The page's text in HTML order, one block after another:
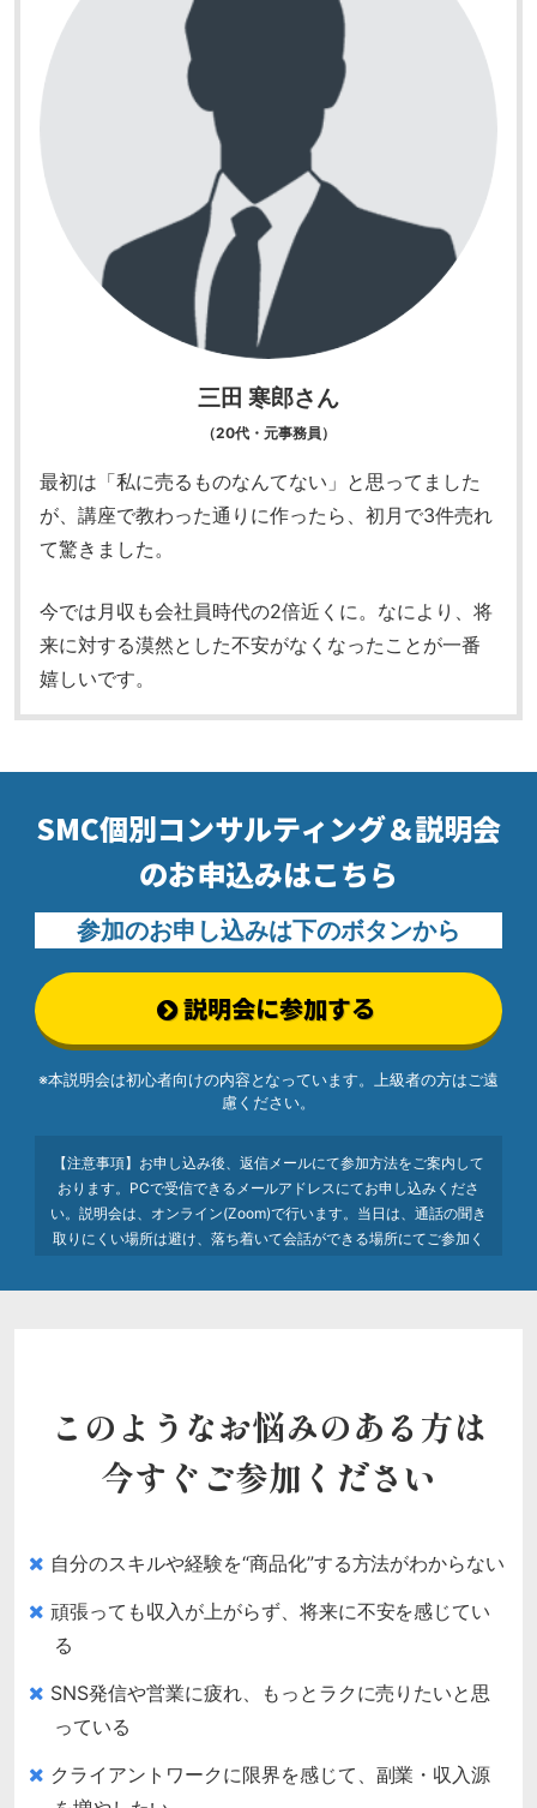
三田 寒郎さん
（20代・元事務員）
最初は「私に売るものなんてない」と思ってました
が、講座で教わった通りに作ったら、初月で3件売れ
て驚きました。
今では月収も会社員時代の2倍近くに。なにより、将
来に対する漠然とした不安がなくなったことが一番
嬉しいです。
SMC個別コンサルティング＆説明会
のお申込みはこちら
参加のお申し込みは下のボタンから
説明会に参加する
※本説明会は初心者向けの内容となっています。
上級者の方はご遠
慮ください。
【注意事項】お申し込み後、返信メールにて参加方法をご案内して
おります。PCで受信できるメールアドレスにてお申し込みくださ
い。説明会は、オンライン(Zoom)で行います。当日は、通話の聞き
取りにくい場所は避け、落ち着いて会話ができる場所にてご参加く
このようなお悩みのある方は
今すぐご参加ください
自分のスキルや経験を“商品化”する方法がわからない
頑張っても収入が上がらず、将来に不安を感じてい
る
SNS発信や営業に疲れ、もっとラクに売りたいと思
っている
クライアントワークに限界を感じて、副業・収入源